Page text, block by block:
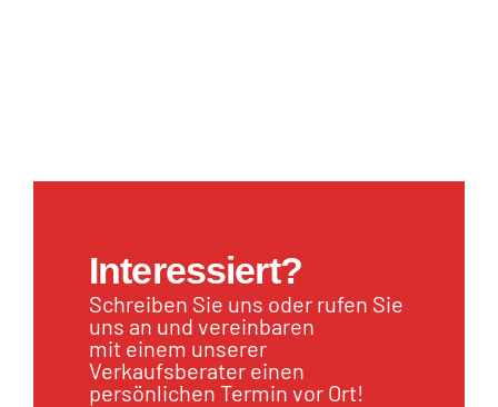
Interessiert?
Schreiben Sie uns oder rufen Sie
uns an und vereinbaren
mit einem unserer
Verkaufsberater einen
persönlichen Termin vor Ort!